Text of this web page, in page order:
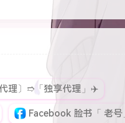
代理〕➱「独享代理」✈️
Facebook 脸书「 老号